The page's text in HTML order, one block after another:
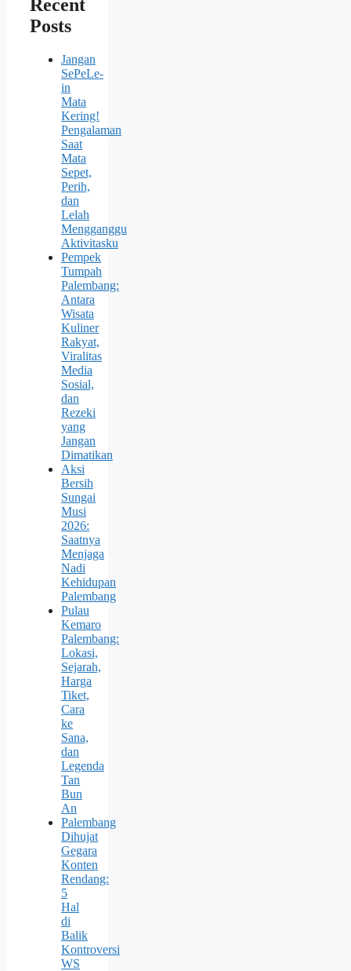
Recent
Posts
Jangan
SePeLe-
in
Mata
Kering!
Pengalaman
Saat
Mata
Sepet,
Perih,
dan
Lelah
Mengganggu
Aktivitasku
Pempek
Tumpah
Palembang:
Antara
Wisata
Kuliner
Rakyat,
Viralitas
Media
Sosial,
dan
Rezeki
yang
Jangan
Dimatikan
Aksi
Bersih
Sungai
Musi
2026:
Saatnya
Menjaga
Nadi
Kehidupan
Palembang
Pulau
Kemaro
Palembang:
Lokasi,
Sejarah,
Harga
Tiket,
Cara
ke
Sana,
dan
Legenda
Tan
Bun
An
Palembang
Dihujat
Gegara
Konten
Rendang:
5
Hal
di
Balik
Kontroversi
WS